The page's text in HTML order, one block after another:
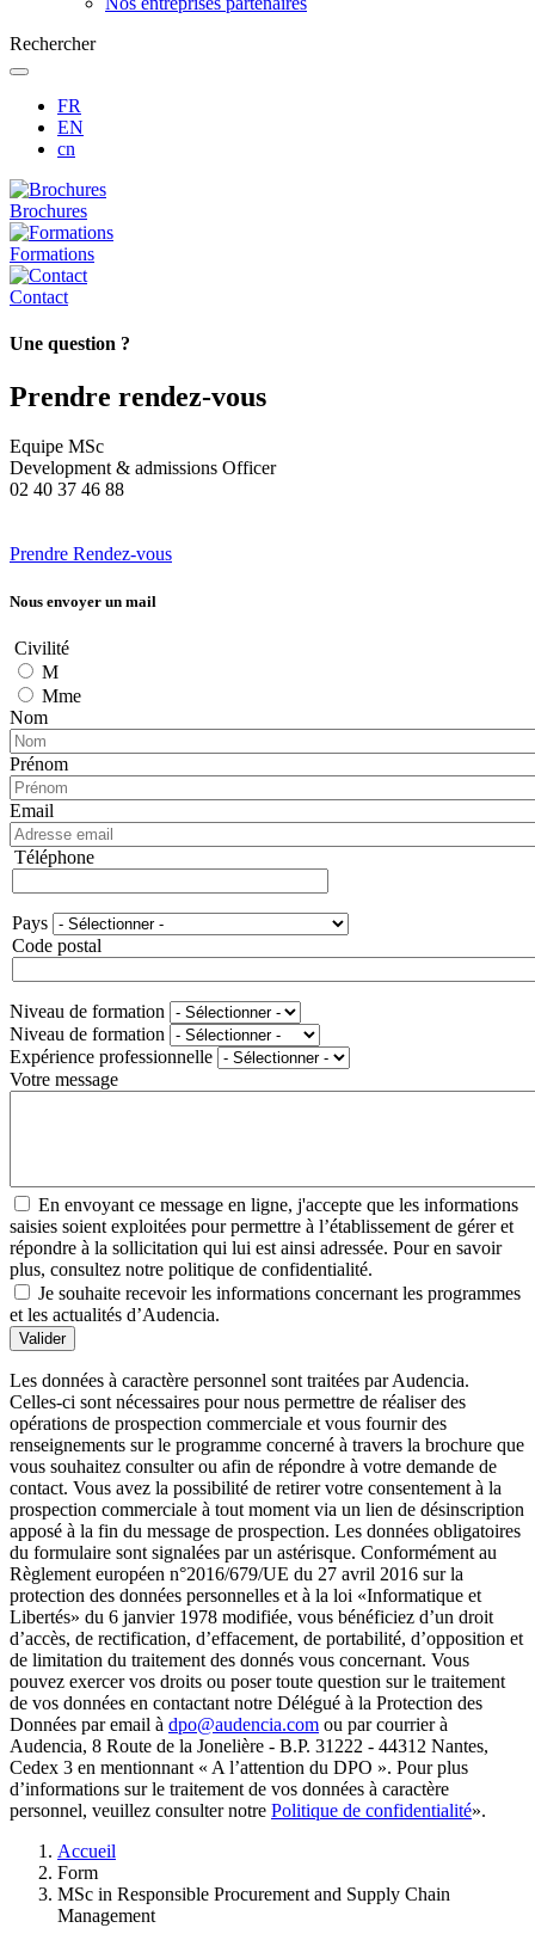
Rechercher
FR
EN
cn
Brochures
Formations
Contact
Une question ?
Prendre rendez-vous
Equipe MSc
Development & admissions Officer
02 40 37 46 88
Prendre Rendez-vous
Nous envoyer un mail
Civilité
M
Mme
Nom
Prénom
Email
Téléphone
Adresse
Pays
Code postal
Niveau de formation
Niveau de formation
Expérience professionnelle
Votre message
En envoyant ce message en ligne, j'accepte que les informations
saisies soient exploitées pour permettre à l’établissement de gérer et
répondre à la sollicitation qui lui est ainsi adressée. Pour en savoir
plus, consultez notre politique de confidentialité.
Je souhaite recevoir les informations concernant les programmes
et les actualités d’Audencia.
Valider
Les données à caractère personnel sont traitées par Audencia.
Celles-ci sont nécessaires pour nous permettre de réaliser des
opérations de prospection commerciale et vous fournir des
renseignements sur le programme concerné à travers la brochure que
vous souhaitez consulter ou afin de répondre à votre demande de
contact. Vous avez la possibilité de retirer votre consentement à la
prospection commerciale à tout moment via un lien de désinscription
apposé à la fin du message de prospection. Les données obligatoires
du formulaire sont signalées par un astérisque. Conformément au
Règlement européen n°2016/679/UE du 27 avril 2016 sur la
protection des données personnelles et à la loi «Informatique et
Libertés» du 6 janvier 1978 modifiée, vous bénéficiez d’un droit
d’accès, de rectification, d’effacement, de portabilité, d’opposition et
de limitation du traitement des donnés vous concernant. Vous
pouvez exercer vos droits ou poser toute question sur le traitement
de vos données en contactant notre Délégué à la Protection des
Données par email à dpo@audencia.com ou par courrier à
Audencia, 8 Route de la Jonelière - B.P. 31222 - 44312 Nantes,
Cedex 3 en mentionnant « A l’attention du DPO ». Pour plus
d’informations sur le traitement de vos données à caractère
personnel, veuillez consulter notre Politique de confidentialité».
d'Ariane
Accueil
Form
MSc in Responsible Procurement and Supply Chain
Management